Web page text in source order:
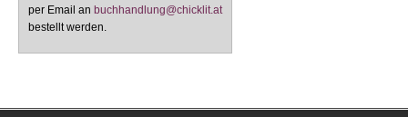
per Email an buchhandlung@chicklit.at
bestellt werden.